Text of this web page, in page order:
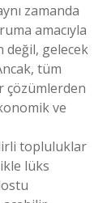
zamanda
amacıyla
değil, gelecek
tüm
çözümlerden
ve
topluluklar
lüks